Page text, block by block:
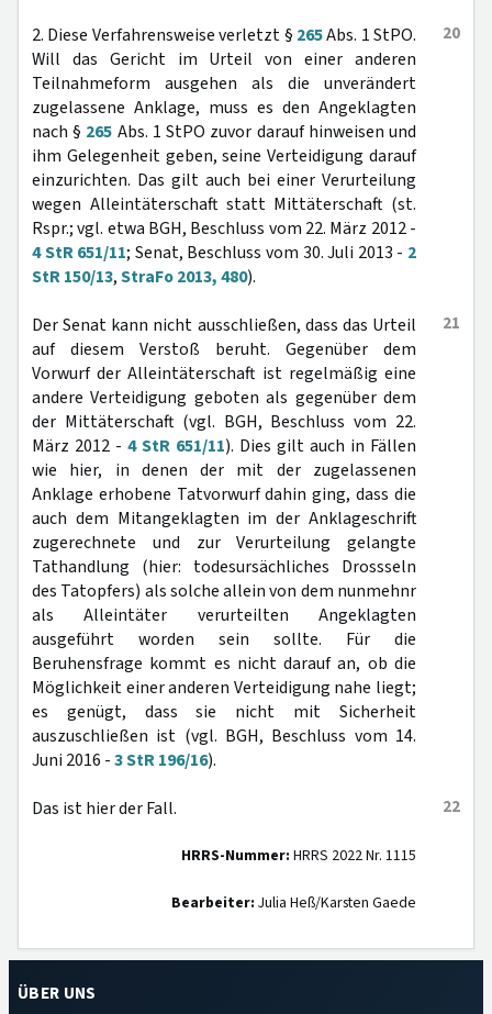
20
2. Diese Verfahrensweise verletzt § 265Abs. 1 StPO.
Will das Gericht im Urteil von einer anderen
Teilnahmeform ausgehen als die unverändert
zugelassene Anklage, muss es den Angeklagten
nach § 265 Abs. 1 StPO zuvor darauf hinweisen und
ihm Gelegenheit geben, seine Verteidigung darauf
einzurichten. Das gilt auch bei einer Verurteilung
wegen Alleintäterschaft statt Mittäterschaft (st.
Rspr.; vgl. etwa BGH, Beschluss vom 22. März 2012 -
4 StR 651/11; Senat, Beschluss vom 30. Juli 2013 - 2
StR 150/13,StraFo 2013, 480).
21
Der Senat kann nicht ausschließen, dass das Urteil
auf diesem Verstoß beruht. Gegenüber dem
Vorwurf der Alleintäterschaft ist regelmäßig eine
andere Verteidigung geboten als gegenüber dem
der Mittäterschaft (vgl. BGH, Beschluss vom 22.
März 2012 - 4 StR 651/11). Dies gilt auch in Fällen
wie hier, in denen der mit der zugelassenen
Anklage erhobene Tatvorwurf dahin ging, dass die
auch dem Mitangeklagten im der Anklageschrift
zugerechnete und zur Verurteilung gelangte
Tathandlung (hier: todesursächliches Drossseln
des Tatopfers) als solche allein von dem nunmehnr
als Alleintäter verurteilten Angeklagten
ausgeführt worden sein sollte. Für die
Beruhensfrage kommt es nicht darauf an, ob die
Möglichkeit einer anderen Verteidigung nahe liegt;
es genügt, dass sie nicht mit Sicherheit
auszuschließen ist (vgl. BGH, Beschluss vom 14.
Juni 2016 -3 StR 196/16).
22
Das ist hier der Fall.
HRRS-Nummer: HRRS 2022 Nr. 1115
Bearbeiter: Julia Heß/Karsten Gaede
ÜBER UNS